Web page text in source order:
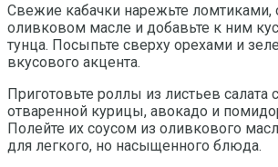
Свежие кабачки нарежьте ломтиками,
оливковом масле и добавьте к ним
тунца. Посыпьте сверху орехами и
вкусового акцента.
Приготовьте роллы из листьев салата
отваренной курицы, авокадо и
Полейте их соусом из оливкового
для легкого, но насыщенного блюда.